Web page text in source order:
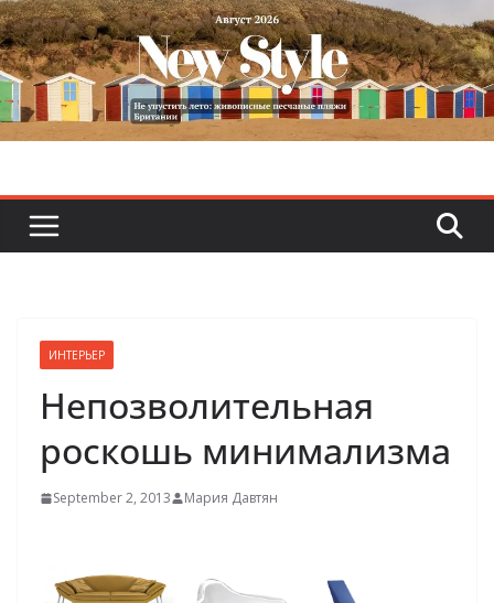
Skip
to
content
ИНТЕРЬЕР
Непозволительная
роскошь минимализма
September 2, 2013 Мария Давтян